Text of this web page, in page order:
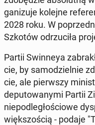
ga­nizu­je kolejne
2028 roku. W
Szkotów odrzu­ciła
Partii Swin­neya
cie, by samodziel­nie
cie, ale pier­wszy
deputowany­mi Partii
niepodległoś­ciowe
więk­szoś­cią - podaje